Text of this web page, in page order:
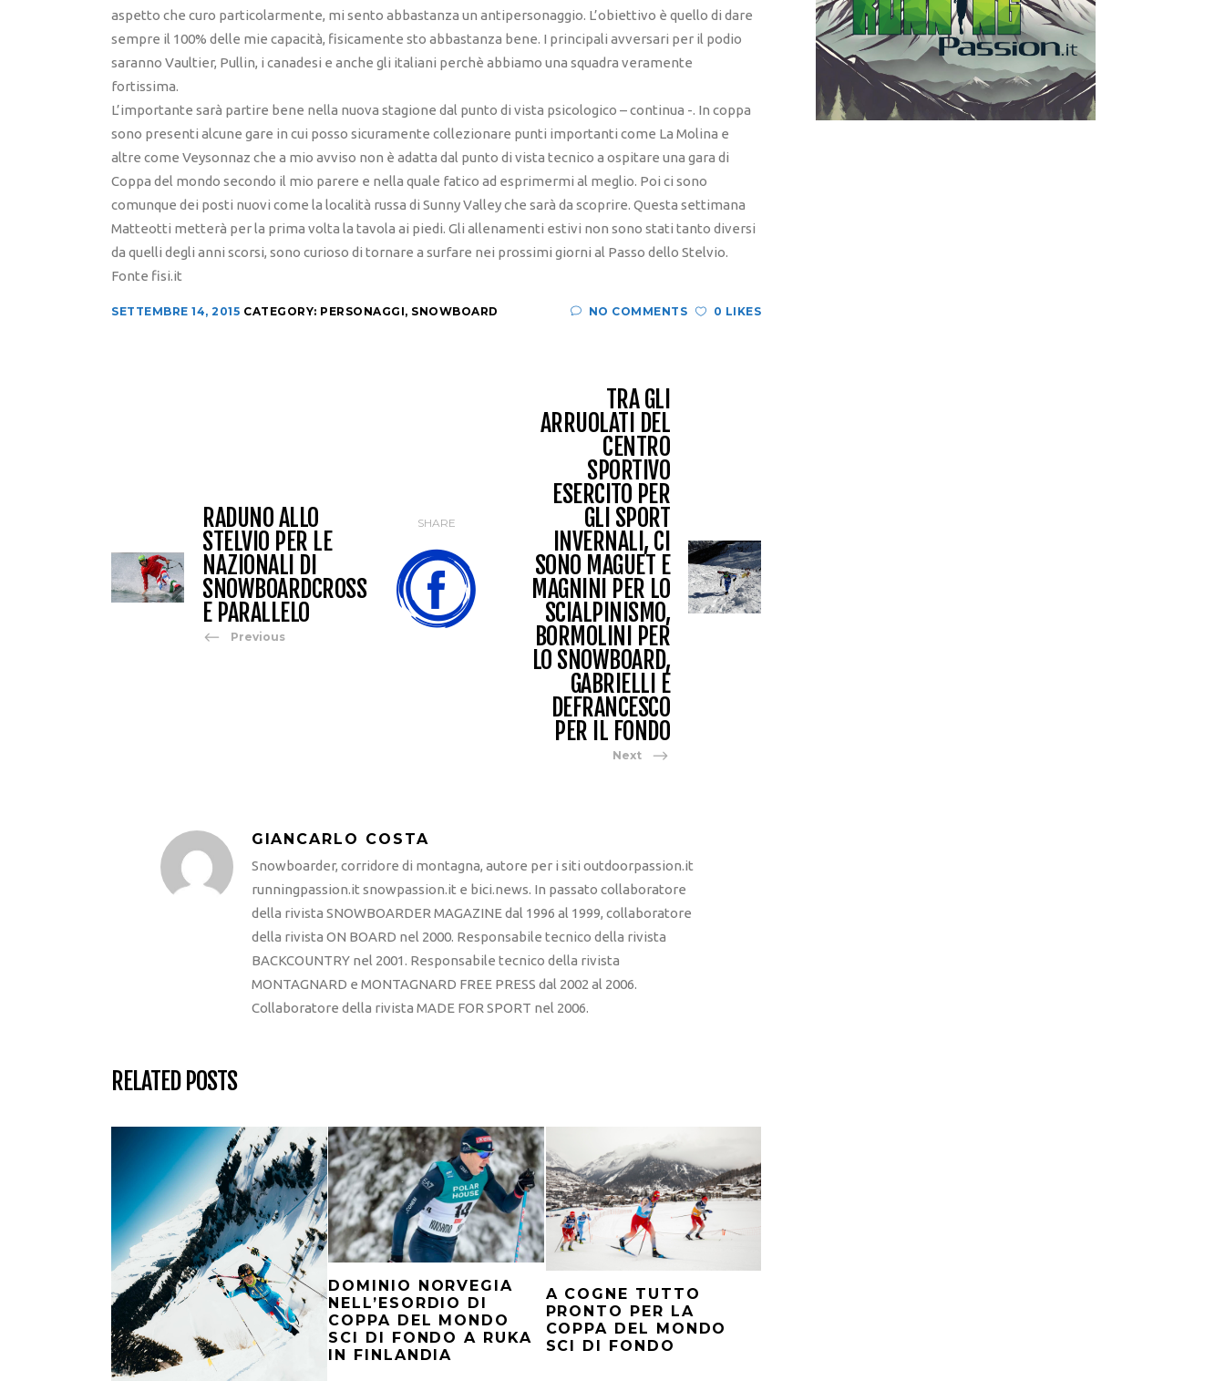
aspetto che curo particolarmente, mi sento abbastanza un antipersonaggio. L’obiettivo è quello di dare
sempre il 100% delle mie capacità, fisicamente sto abbastanza bene. I principali avversari per il podio
saranno Vaultier, Pullin, i canadesi e anche gli italiani perchè abbiamo una squadra veramente
fortissima.
L’importante sarà partire bene nella nuova stagione dal punto di vista psicologico – continua -. In coppa
sono presenti alcune gare in cui posso sicuramente collezionare punti importanti come La Molina e
altre come Veysonnaz che a mio avviso non è adatta dal punto di vista tecnico a ospitare una gara di
Coppa del mondo secondo il mio parere e nella quale fatico ad esprimermi al meglio. Poi ci sono
comunque dei posti nuovi come la località russa di Sunny Valley che sarà da scoprire. Questa settimana
Matteotti metterà per la prima volta la tavola ai piedi. Gli allenamenti estivi non sono stati tanto diversi
da quelli degli anni scorsi, sono curioso di tornare a surfare nei prossimi giorni al Passo dello Stelvio.
Fonte fisi.it
SETTEMBRE 14, 2015 CATEGORY: PERSONAGGI, SNOWBOARD NO COMMENTS 0 LIKES
RADUNO ALLO
STELVIO PER LE
NAZIONALI DI
SNOWBOARDCROSS
E PARALLELO
Previous
SHARE
TRA GLI
ARRUOLATI DEL
CENTRO
SPORTIVO
ESERCITO PER
GLI SPORT
INVERNALI, CI
SONO MAGUET E
MAGNINI PER LO
SCIALPINISMO,
BORMOLINI PER
LO SNOWBOARD,
GABRIELLI E
DEFRANCESCO
PER IL FONDO
Next
GIANCARLO COSTA
Snowboarder, corridore di montagna, autore per i siti outdoorpassion.it
runningpassion.it snowpassion.it e bici.news. In passato collaboratore
della rivista SNOWBOARDER MAGAZINE dal 1996 al 1999, collaboratore
della rivista ON BOARD nel 2000. Responsabile tecnico della rivista
BACKCOUNTRY nel 2001. Responsabile tecnico della rivista
MONTAGNARD e MONTAGNARD FREE PRESS dal 2002 al 2006.
Collaboratore della rivista MADE FOR SPORT nel 2006.
RELATED POSTS
DOMINIO NORVEGIA
NELL’ESORDIO DI
COPPA DEL MONDO
SCI DI FONDO A RUKA
IN FINLANDIA
A COGNE TUTTO
PRONTO PER LA
COPPA DEL MONDO
SCI DI FONDO